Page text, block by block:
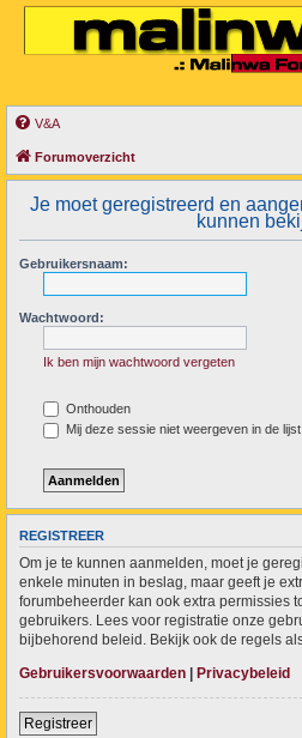
V&A
Forumoverzicht
Je moet geregistreerd en
kunnen
Gebruikersnaam:
Wachtwoord:
Ik ben mijn wachtwoord vergeten
Onthouden
Mij deze sessie niet weergeven in de
REGISTREER
Om je te kunnen aanmelden, moet je
enkele minuten in beslag, maar geeft je
forumbeheerder kan ook extra permissies
gebruikers. Lees voor registratie onze
bijbehorend beleid. Bekijk ook de regels
Gebruikersvoorwaarden
Privacybeleid
Registreer